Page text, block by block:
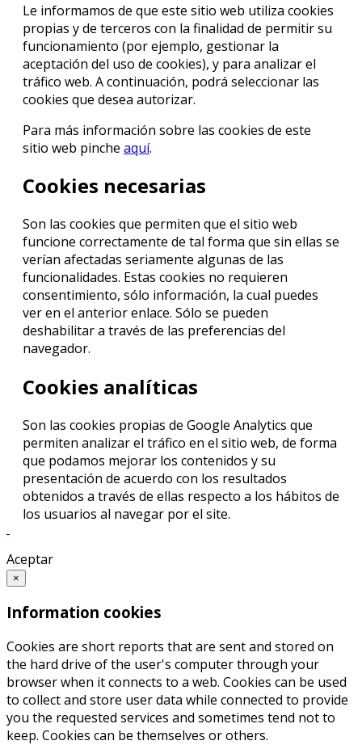
Le informamos de que este sitio web utiliza cookies
propias y de terceros con la finalidad de permitir su
funcionamiento (por ejemplo, gestionar la
aceptación del uso de cookies), y para analizar el
tráfico web. A continuación, podrá seleccionar las
cookies que desea autorizar.
Para más información sobre las cookies de este
sitio web pinche aquí.
Cookies necesarias
Son las cookies que permiten que el sitio web
funcione correctamente de tal forma que sin ellas se
verían afectadas seriamente algunas de las
funcionalidades. Estas cookies no requieren
consentimiento, sólo información, la cual puedes
ver en el anterior enlace. Sólo se pueden
deshabilitar a través de las preferencias del
navegador.
Cookies analíticas
Son las cookies propias de Google Analytics que
permiten analizar el tráfico en el sitio web, de forma
que podamos mejorar los contenidos y su
presentación de acuerdo con los resultados
obtenidos a través de ellas respecto a los hábitos de
los usuarios al navegar por el site.
Aceptar
×
Information cookies
Cookies are short reports that are sent and stored on
the hard drive of the user's computer through your
browser when it connects to a web. Cookies can be used
to collect and store user data while connected to provide
you the requested services and sometimes tend not to
keep. Cookies can be themselves or others.